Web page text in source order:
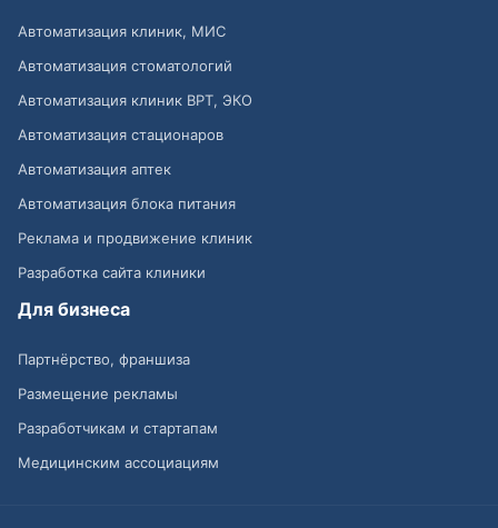
Автоматизация клиник, МИС
Автоматизация стоматологий
Автоматизация клиник ВРТ, ЭКО
Автоматизация стационаров
Автоматизация аптек
Автоматизация блока питания
Реклама и продвижение клиник
Разработка сайта клиники
Для бизнеса
Партнёрство, франшиза
Размещение рекламы
Разработчикам и стартапам
Медицинским ассоциациям